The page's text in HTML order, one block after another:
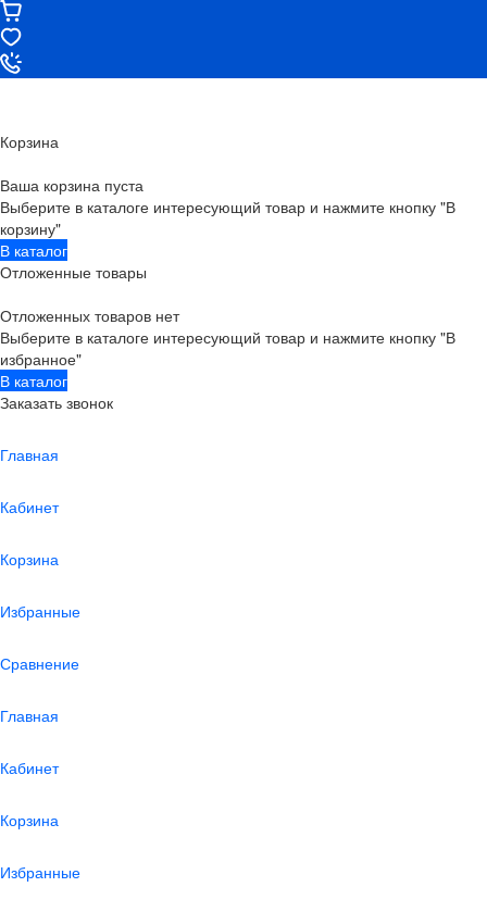
Корзина
Ваша корзина пуста
Выберите в каталоге интересующий товар и нажмите кнопку "В
корзину"
В каталог
Отложенные товары
Отложенных товаров нет
Выберите в каталоге интересующий товар и нажмите кнопку "В
избранное"
В каталог
Заказать звонок
Главная
Кабинет
Корзина
Избранные
Сравнение
Главная
Кабинет
Корзина
Избранные